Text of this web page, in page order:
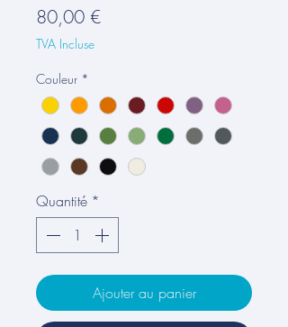
80,00 €Prix
TVA Incluse
Couleur *
Quantité *
Ajouter au panier